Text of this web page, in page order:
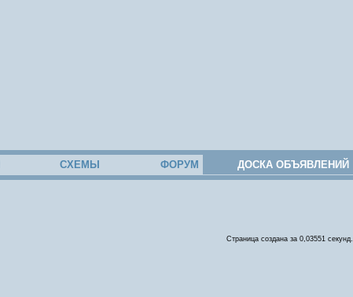
СХЕМЫ ФОРУМ ДОСКА ОБЪЯВЛЕНИЙ
Страница создана за 0,03551 секунд.